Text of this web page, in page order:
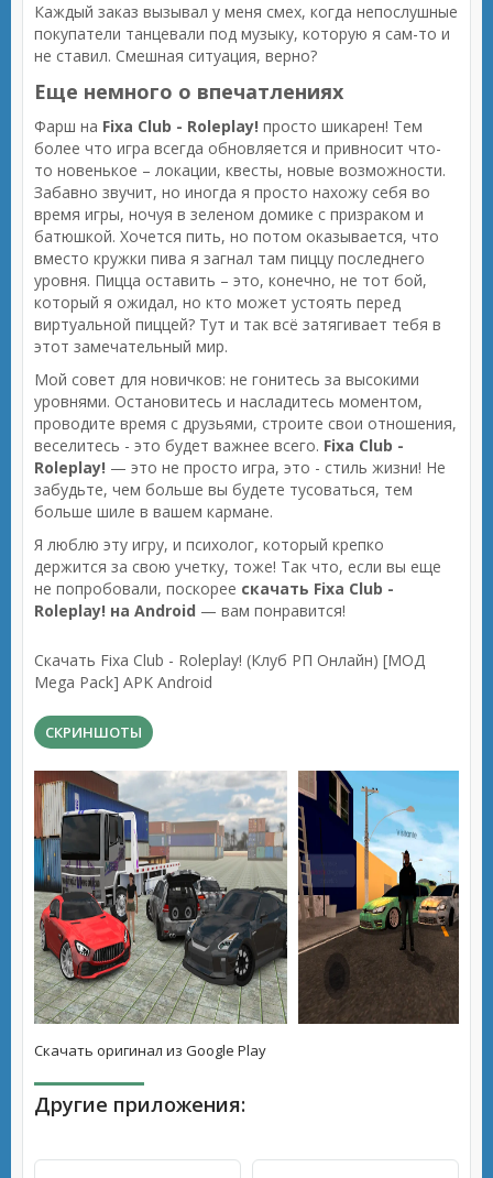
Каждый заказ вызывал у меня смех, когда непослушные
покупатели танцевали под музыку, которую я сам-то и
не ставил. Смешная ситуация, верно?
Еще немного о впечатлениях
Фарш на Fixa Club - Roleplay! просто шикарен! Тем
более что игра всегда обновляется и привносит что-
то новенькое – локации, квесты, новые возможности.
Забавно звучит, но иногда я просто нахожу себя во
время игры, ночуя в зеленом домике с призраком и
батюшкой. Хочется пить, но потом оказывается, что
вместо кружки пива я загнал там пиццу последнего
уровня. Пицца оставить – это, конечно, не тот бой,
который я ожидал, но кто может устоять перед
виртуальной пиццей? Тут и так всё затягивает тебя в
этот замечательный мир.
Мой совет для новичков: не гонитесь за высокими
уровнями. Остановитесь и насладитесь моментом,
проводите время с друзьями, строите свои отношения,
веселитесь - это будет важнее всего. Fixa Club -
Roleplay! — это не просто игра, это - стиль жизни! Не
забудьте, чем больше вы будете тусоваться, тем
больше шиле в вашем кармане.
Я люблю эту игру, и психолог, который крепко
держится за свою учетку, тоже! Так что, если вы еще
не попробовали, поскорее скачать Fixa Club -
Roleplay! на Android — вам понравится!
Скачать Fixa Club - Roleplay! (Клуб РП Онлайн) [МОД
Mega Pack] APK Android
СКРИНШОТЫ
Скачать оригинал из Google Play
Другие приложения: